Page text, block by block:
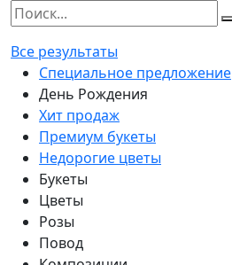
Все результаты
Специальное предложение
День Рождения
Хит продаж
Премиум букеты
Недорогие цветы
Букеты
Цветы
Розы
Повод